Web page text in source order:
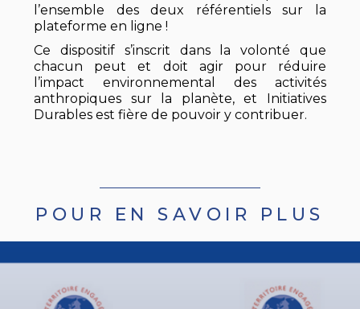
l’ensemble des deux référentiels sur la
plateforme en ligne !
Ce dispositif s’inscrit dans la volonté que
chacun peut et doit agir pour réduire
l’impact environnemental des activités
anthropiques sur la planète, et Initiatives
Durables est fière de pouvoir y contribuer.
POUR EN SAVOIR PLUS